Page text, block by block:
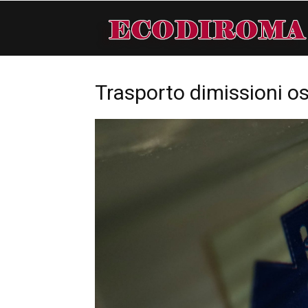
Trasporto dimissioni